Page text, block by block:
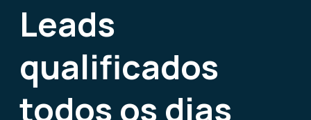
Leads
qualificados
todos os dias